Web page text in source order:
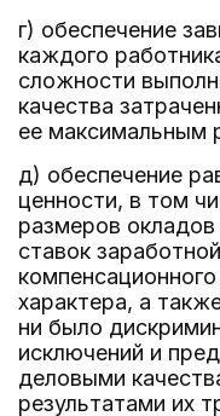
г) обеспечение
каждого
сложности
качества
ее максимальным
д) обеспечение
ценности, в том
размеров
ставок
характера, а
ни было
исключений и
деловыми
результатами их